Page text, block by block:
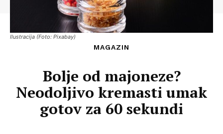
Ilustracija (Foto: Pixabay)
MAGAZIN
Bolje od majoneze?
Neodoljivo kremasti umak
gotov za 60 sekundi